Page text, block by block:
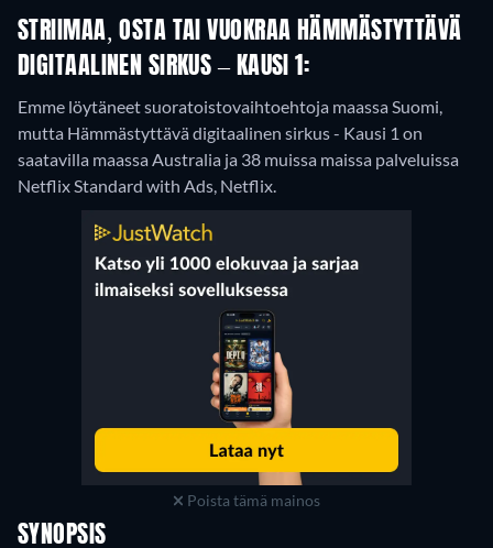
STRIIMAA, OSTA TAI VUOKRAA HÄMMÄSTYTTÄVÄ
DIGITAALINEN SIRKUS – KAUSI 1:
Emme löytäneet suoratoistovaihtoehtoja maassa Suomi,
mutta Hämmästyttävä digitaalinen sirkus - Kausi 1 on
saatavilla maassa Australia ja 38 muissa maissa palveluissa
Netflix Standard with Ads, Netflix.
Poista tämä mainos
SYNOPSIS